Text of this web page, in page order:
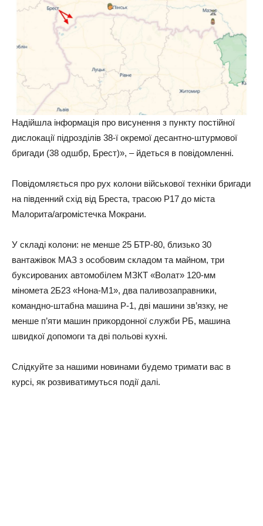
Надійшла інформація про висунення з пункту постійної
дислокації підрозділів 38-ї окремої десантно-штурмової
бригади (38 одшбр, Брест)», – йдеться в повідомленні.
Повідомляється про рух колони військової техніки бригади
на південний схід від Бреста, трасою Р17 до міста
Малорита/агромістечка Мокрани.
У складі колони: не менше 25 БТР-80, близько 30
вантажівок МАЗ з особовим складом та майном, три
буксированих автомобілем МЗКТ «Волат» 120-мм
міномета 2Б23 «Нона-М1», два паливозаправники,
командно-штабна машина Р-1, дві машини зв’язку, не
менше п’яти машин прикордонної служби РБ, машина
швидкої допомоги та дві польові кухні.
Слідкуйте за нашими новинами будемо тримати вас в
курсі, як розвиватимуться події далі.